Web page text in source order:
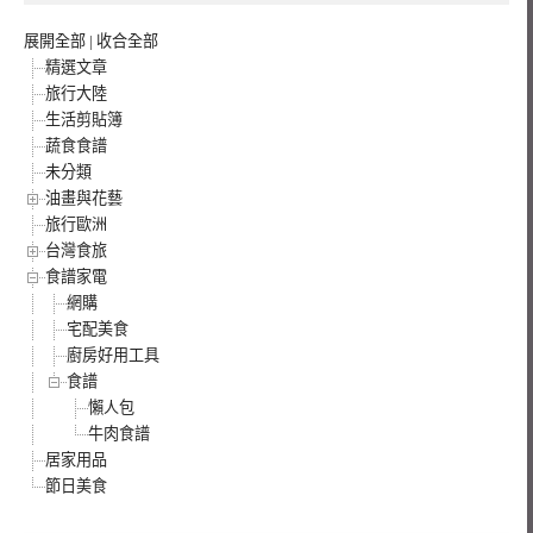
展開全部 | 收合全部
精選文章
旅行大陸
生活剪貼簿
蔬食食譜
未分類
油畫與花藝
旅行歐洲
台灣食旅
食譜家電
網購
宅配美食
廚房好用工具
食譜
懶人包
牛肉食譜
居家用品
節日美食